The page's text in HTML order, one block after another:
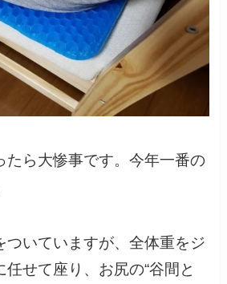
たら大惨事です。今年一番の
ついていますが、全体重をジ
任せて座り、お尻の“谷間と